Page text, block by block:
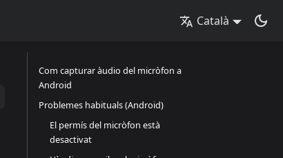
Català
Com capturar àudio del micròfon a
Android
Problemes habituals (Android)
El permís del micròfon està
desactivat